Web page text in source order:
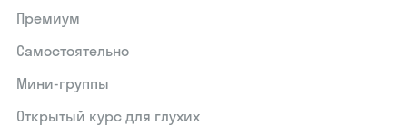
Премиум
Самостоятельно
Мини-группы
Открытый курс для глухих